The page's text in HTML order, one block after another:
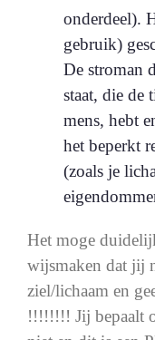
onderdeel).
gebruik)
De stroman
staat, die de
mens, hebt
het beperkt
(zoals je
Het moge
wijsmaken dat jij
ziel/lichaam en
!!!!!!!! Jij bepaalt